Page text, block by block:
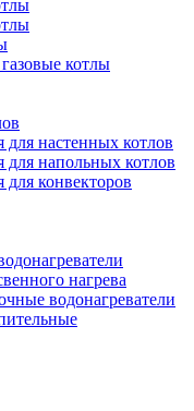
котлы
настенных котлов
напольных котлов
конвекторов
нагрева
водонагреватели